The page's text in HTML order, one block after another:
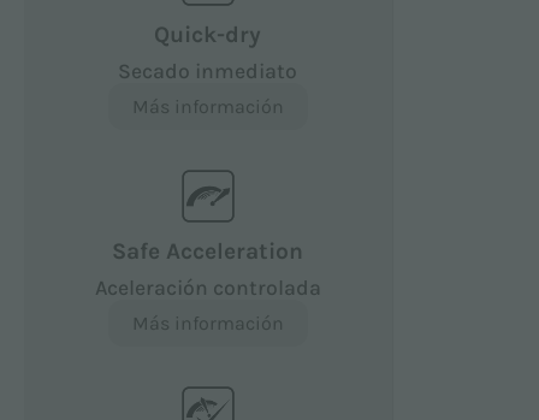
Quick-dry
Secado inmediato
Más información
Safe Acceleration
Aceleración controlada
Más información